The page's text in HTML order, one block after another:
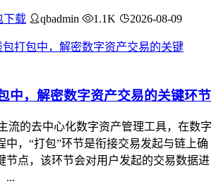
下载 qbadmin 1.1K 2026-08-09
中，解密数字资产交易的关键环节
流的去中心化数字资产管理工具，在数字
中，“打包”环节是衔接交易发起与链上确
节点，该环节会对用户发起的交易数据进
...